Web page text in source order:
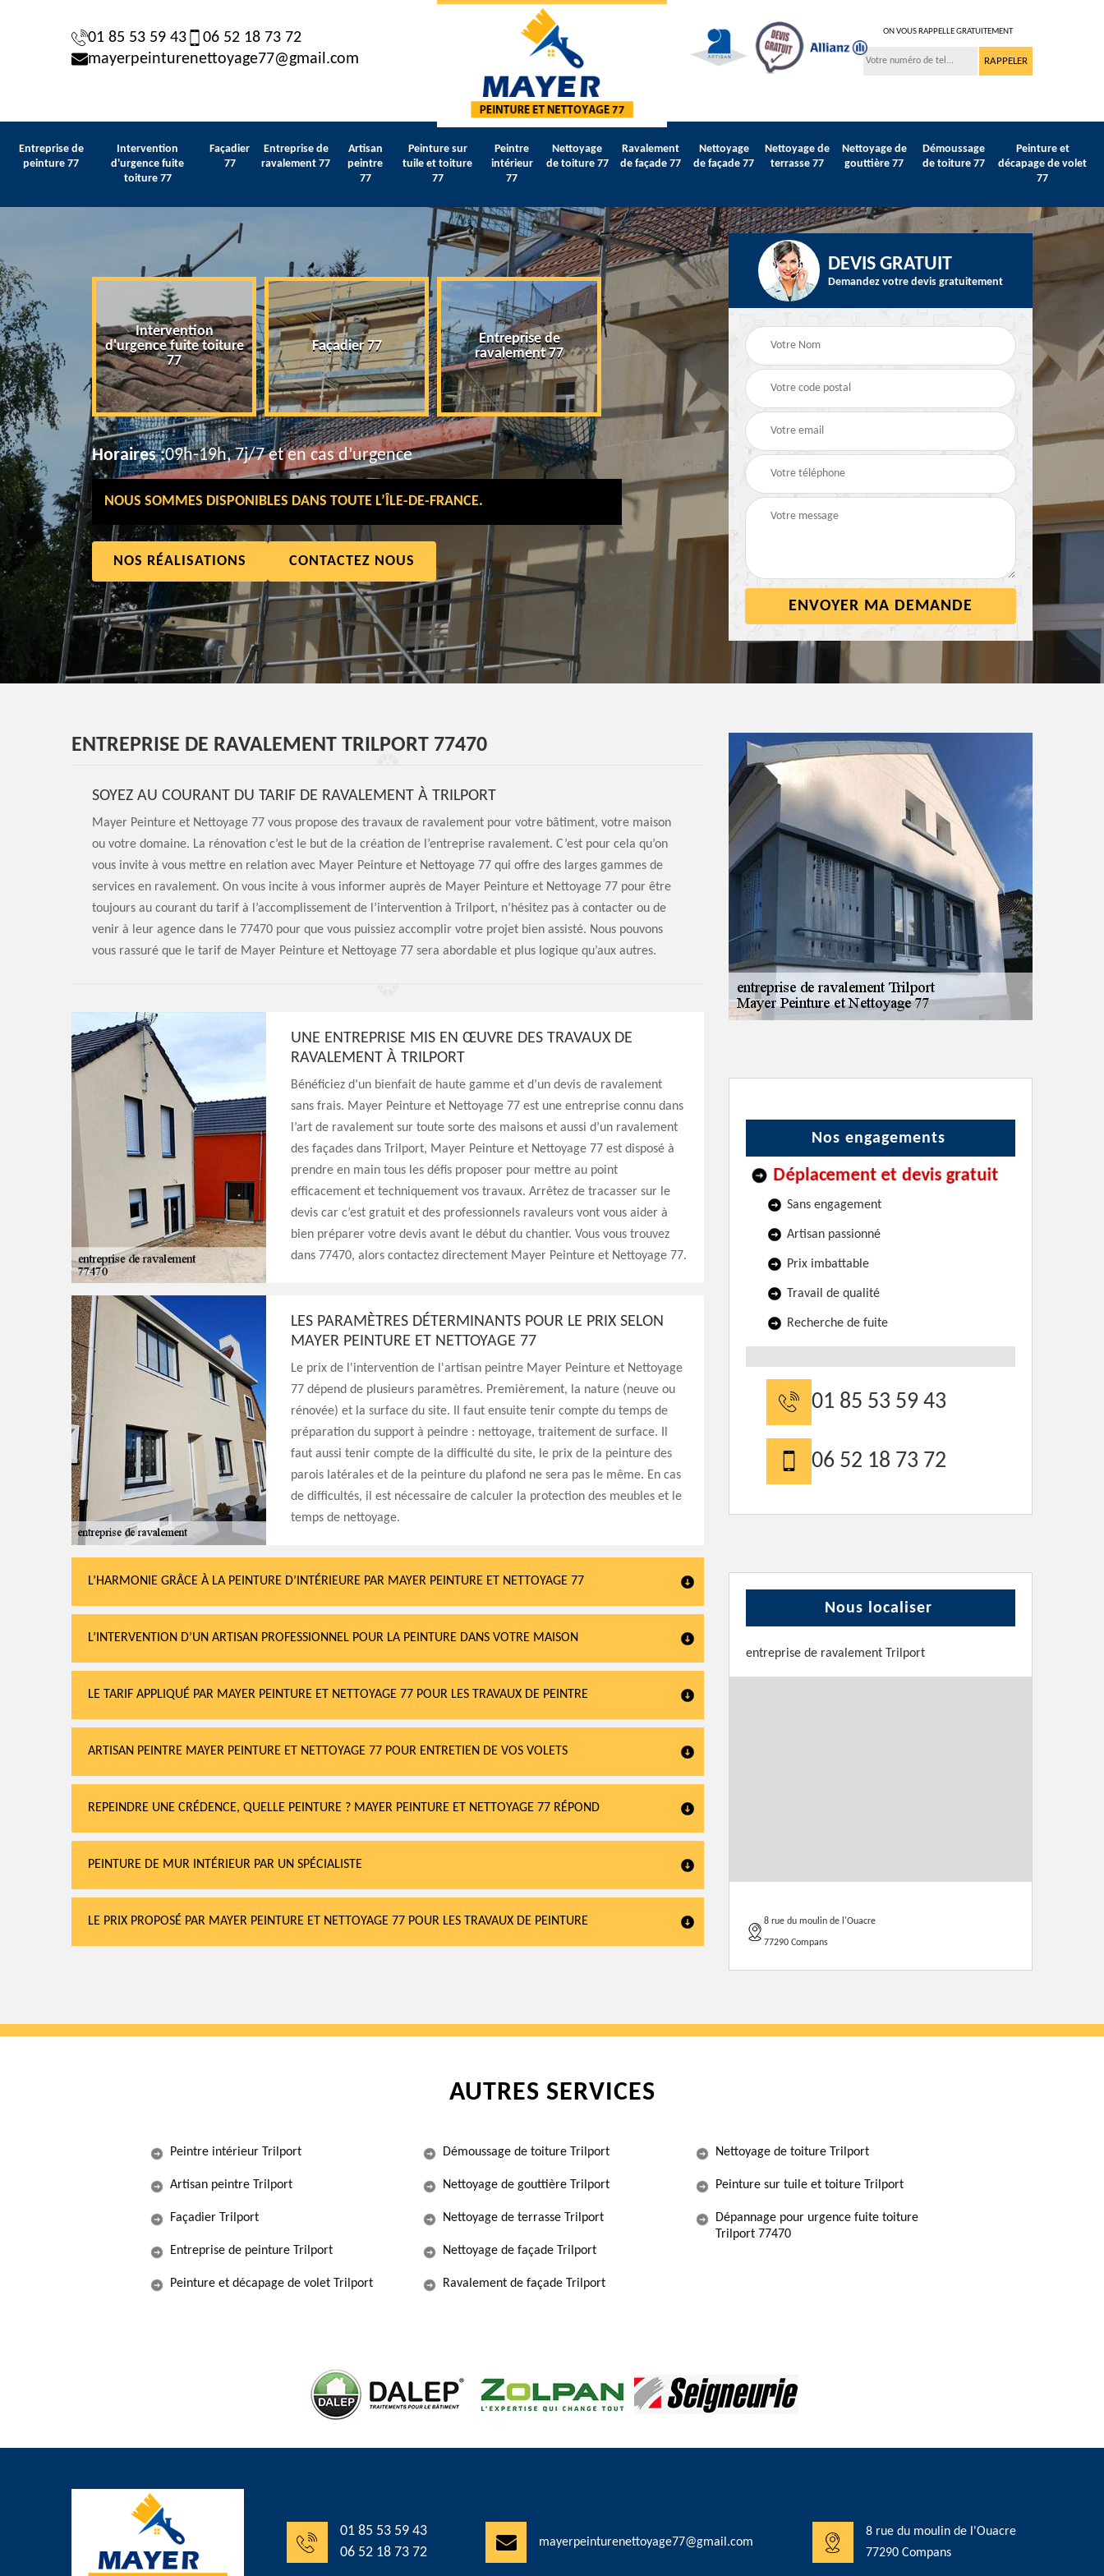
01 85 53 59 43
06 52 18 73 72
mayerpeinturenettoyage77@gmail.com
ON VOUS RAPPELLE GRATUITEMENT
Entreprise de
peinture 77
Intervention
d'urgence fuite
toiture 77
Façadier
77
Entreprise de
ravalement 77
Artisan
peintre
77
Peinture sur
tuile et toiture
77
Peintre
intérieur
77
Nettoyage
de toiture 77
Ravalement
de façade 77
Nettoyage
de façade 77
Nettoyage de
terrasse 77
Nettoyage de
gouttière 77
Démoussage
de toiture 77
Peinture et
décapage de volet
77
peinture
Intervention
d'urgence fuite toiture
77
Façadier 77
Entreprise de
ravalement 77
Artisan peintre 77
Peinture sur tuile et
Peintre intérieur 77
Horaires :09h-19h, 7j/7 et en cas d’urgence
NOUS SOMMES DISPONIBLES DANS TOUTE L’ÎLE-DE-FRANCE.
NOS RÉALISATIONS CONTACTEZ NOUS
DEVIS GRATUIT
Demandez votre devis gratuitement
ENTREPRISE DE RAVALEMENT TRILPORT 77470
SOYEZ AU COURANT DU TARIF DE RAVALEMENT À TRILPORT
Mayer Peinture et Nettoyage 77 vous propose des travaux de ravalement pour votre bâtiment, votre maison
ou votre domaine. La rénovation c’est le but de la création de l’entreprise ravalement. C’est pour cela qu’on
vous invite à vous mettre en relation avec Mayer Peinture et Nettoyage 77 qui offre des larges gammes de
services en ravalement. On vous incite à vous informer auprès de Mayer Peinture et Nettoyage 77 pour être
toujours au courant du tarif à l’accomplissement de l’intervention à Trilport, n’hésitez pas à contacter ou de
venir à leur agence dans le 77470 pour que vous puissiez accomplir votre projet bien assisté. Nous pouvons
vous rassuré que le tarif de Mayer Peinture et Nettoyage 77 sera abordable et plus logique qu’aux autres.
UNE ENTREPRISE MIS EN ŒUVRE DES TRAVAUX DE
RAVALEMENT À TRILPORT
Bénéficiez d’un bienfait de haute gamme et d’un devis de ravalement
sans frais. Mayer Peinture et Nettoyage 77 est une entreprise connu dans
l’art de ravalement sur toute sorte des maisons et aussi d’un ravalement
des façades dans Trilport, Mayer Peinture et Nettoyage 77 est disposé à
prendre en main tous les défis proposer pour mettre au point
efficacement et techniquement vos travaux. Arrêtez de tracasser sur le
devis car c’est gratuit et des professionnels ravaleurs vont vous aider à
bien préparer votre devis avant le début du chantier. Vous vous trouvez
dans 77470, alors contactez directement Mayer Peinture et Nettoyage 77.
LES PARAMÈTRES DÉTERMINANTS POUR LE PRIX SELON
MAYER PEINTURE ET NETTOYAGE 77
Le prix de l'intervention de l'artisan peintre Mayer Peinture et Nettoyage
77 dépend de plusieurs paramètres. Premièrement, la nature (neuve ou
rénovée) et la surface du site. Il faut ensuite tenir compte du temps de
préparation du support à peindre : nettoyage, traitement de surface. Il
faut aussi tenir compte de la difficulté du site, le prix de la peinture des
parois latérales et de la peinture du plafond ne sera pas le même. En cas
de difficultés, il est nécessaire de calculer la protection des meubles et le
temps de nettoyage.
L’HARMONIE GRÂCE À LA PEINTURE D’INTÉRIEURE PAR MAYER PEINTURE ET NETTOYAGE 77
L’INTERVENTION D’UN ARTISAN PROFESSIONNEL POUR LA PEINTURE DANS VOTRE MAISON
LE TARIF APPLIQUÉ PAR MAYER PEINTURE ET NETTOYAGE 77 POUR LES TRAVAUX DE PEINTRE
ARTISAN PEINTRE MAYER PEINTURE ET NETTOYAGE 77 POUR ENTRETIEN DE VOS VOLETS
REPEINDRE UNE CRÉDENCE, QUELLE PEINTURE ? MAYER PEINTURE ET NETTOYAGE 77 RÉPOND
PEINTURE DE MUR INTÉRIEUR PAR UN SPÉCIALISTE
LE PRIX PROPOSÉ PAR MAYER PEINTURE ET NETTOYAGE 77 POUR LES TRAVAUX DE PEINTURE
Nos engagements
Déplacement et devis gratuit
Sans engagement
Artisan passionné
Prix imbattable
Travail de qualité
Recherche de fuite
01 85 53 59 43
06 52 18 73 72
Nous localiser
entreprise de ravalement Trilport
8 rue du moulin de l'Ouacre
77290 Compans
AUTRES SERVICES
Peintre intérieur Trilport
Artisan peintre Trilport
Façadier Trilport
Entreprise de peinture Trilport
Peinture et décapage de volet Trilport
Démoussage de toiture Trilport
Nettoyage de gouttière Trilport
Nettoyage de terrasse Trilport
Nettoyage de façade Trilport
Ravalement de façade Trilport
Nettoyage de toiture Trilport
Peinture sur tuile et toiture Trilport
Dépannage pour urgence fuite toiture
Trilport 77470
01 85 53 59 43
06 52 18 73 72
mayerpeinturenettoyage77@gmail.com
8 rue du moulin de l'Ouacre
77290 Compans